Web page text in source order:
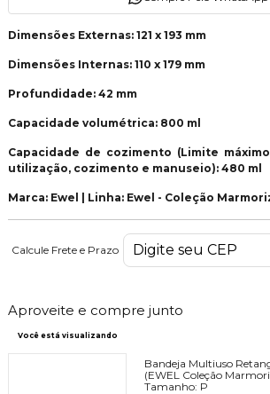
Dimensões Externas: 121 x 193 mm
Dimensões Internas: 110 x 179 mm
Profundidade: 42 mm
Capacidade volumétrica: 800 ml
Capacidade de cozimento (Limite
utilização, cozimento e manuseio): 480 ml
Marca: Ewel | Linha: Ewel - Coleção
Calcule Frete e Prazo
Aproveite e compre junto
Você está visualizando
Bandeja Multiuso
(EWEL Coleção
Tamanho: P